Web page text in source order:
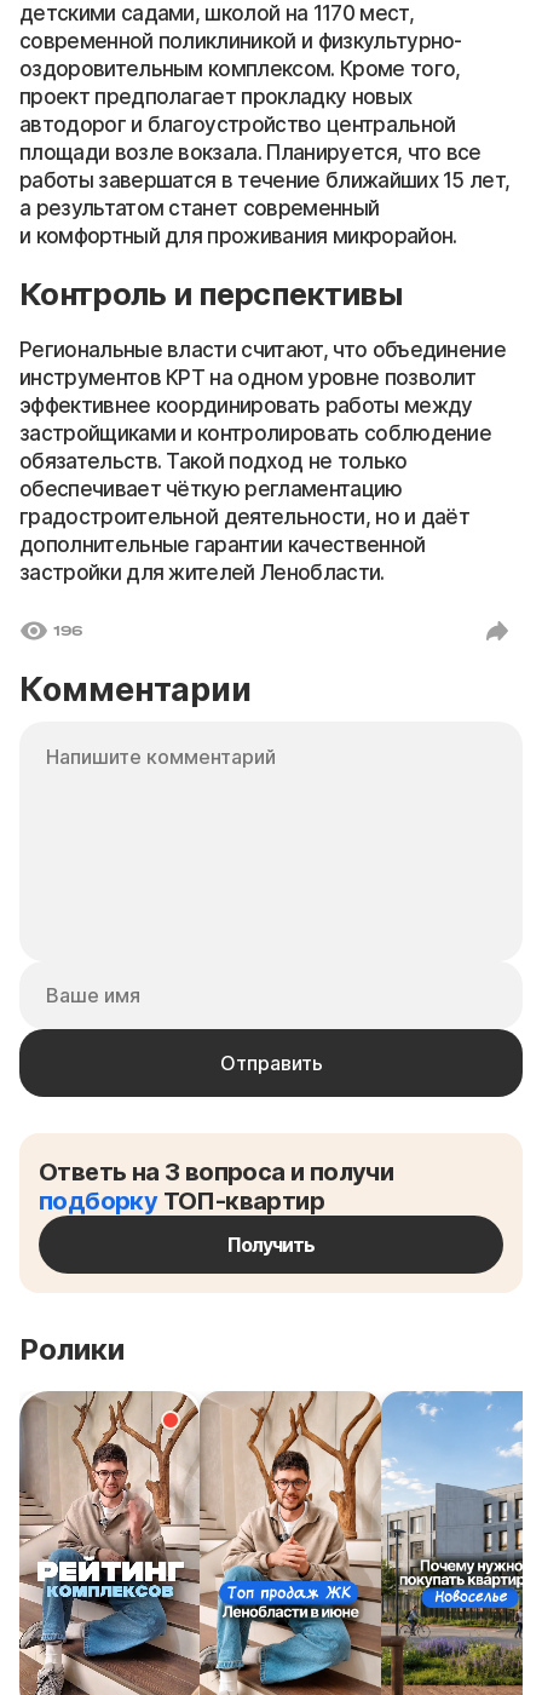
детскими садами, школой на 1170 мест,
современной поликлиникой и физкультурно-
оздоровительным комплексом. Кроме того,
проект предполагает прокладку новых
автодорог и благоустройство центральной
площади возле вокзала. Планируется, что все
работы завершатся в течение ближайших 15 лет,
а результатом станет современный
и комфортный для проживания микрорайон.
Контроль и перспективы
Региональные власти считают, что объединение
инструментов КРТ на одном уровне позволит
эффективнее координировать работы между
застройщиками и контролировать соблюдение
обязательств. Такой подход не только
обеспечивает чёткую регламентацию
градостроительной деятельности, но и даёт
дополнительные гарантии качественной
застройки для жителей Ленобласти.
196
Комментарии
Ответь на 3 вопроса и получи
подборкуТОП-квартир
Получить
Ролики